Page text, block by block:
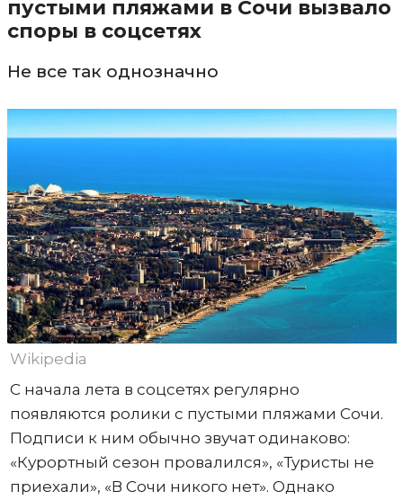
пустыми пляжами в Сочи вызвало
споры в соцсетях
Не все так однозначно
Wikipedia
С начала лета в соцсетях регулярно
появляются ролики с пустыми пляжами Сочи.
Подписи к ним обычно звучат одинаково:
«Курортный сезон провалился», «Туристы не
приехали», «В Сочи никого нет». Однако